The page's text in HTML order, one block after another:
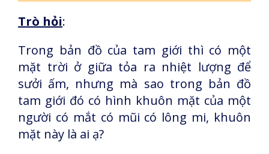
Trò hỏi:
Trong bản đồ của tam giới thì có một
mặt trời ở giữa tỏa ra nhiệt lượng để
sưởi ấm, nhưng mà sao trong bản đồ
tam giới đó có hình khuôn mặt của một
người có mắt có mũi có lông mi, khuôn
mặt này là ai ạ?